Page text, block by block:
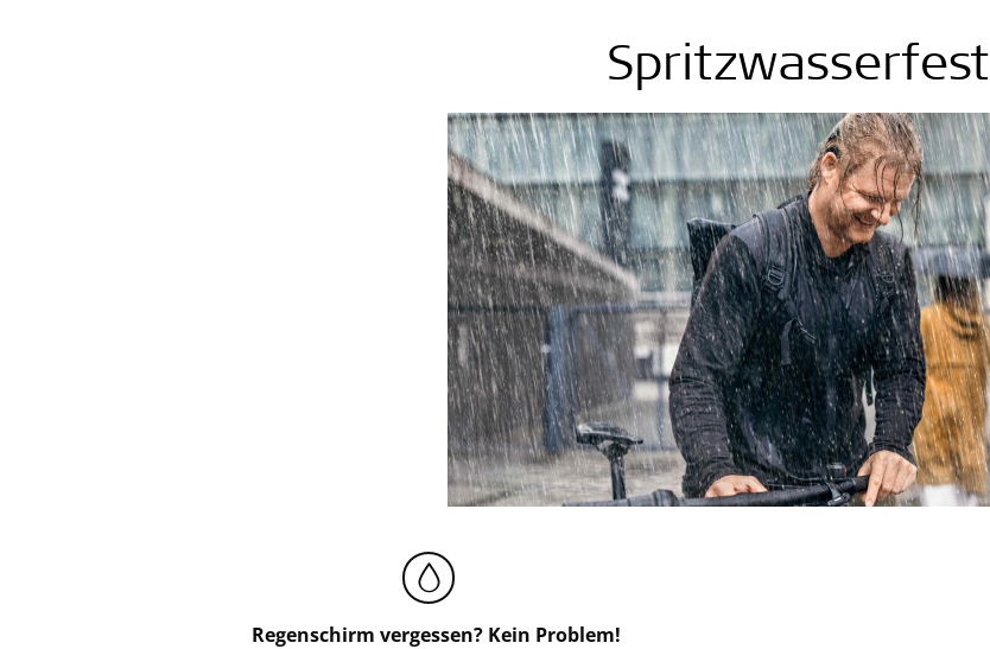
Spritzwasserfest
Regenschirm vergessen? Kein Problem!